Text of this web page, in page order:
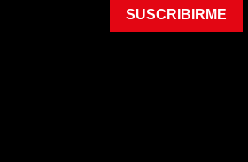
SUSCRIBIRME